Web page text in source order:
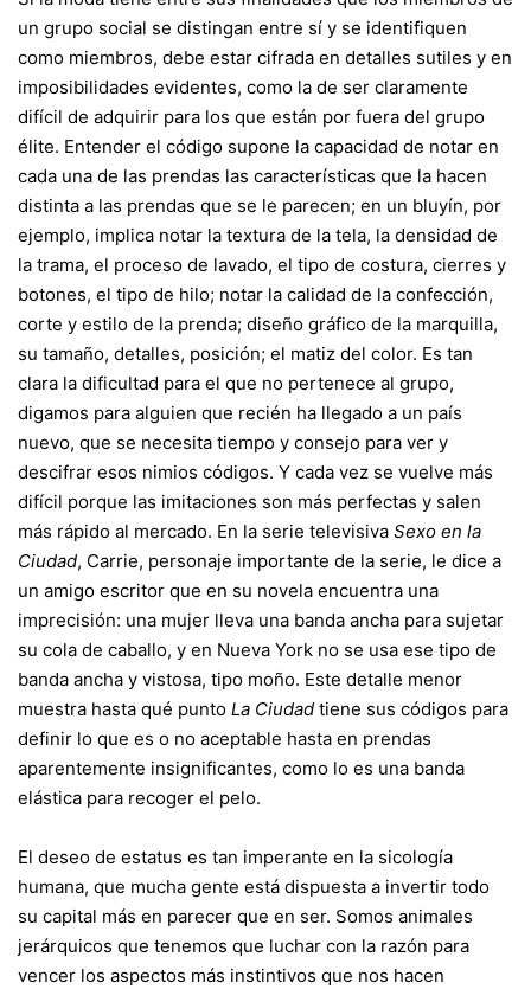
un grupo social se distingan entre sí y se identifiquen
como miembros, debe estar cifrada en detalles sutiles y en
imposibilidades evidentes, como la de ser claramente
difícil de adquirir para los que están por fuera del grupo
élite. Entender el código supone la capacidad de notar en
cada una de las prendas las características que la hacen
distinta a las prendas que se le parecen; en un bluyín, por
ejemplo, implica notar la textura de la tela, la densidad de
la trama, el proceso de lavado, el tipo de costura, cierres y
botones, el tipo de hilo; notar la calidad de la confección,
corte y estilo de la prenda; diseño gráfico de la marquilla,
su tamaño, detalles, posición; el matiz del color. Es tan
clara la dificultad para el que no pertenece al grupo,
digamos para alguien que recién ha llegado a un país
nuevo, que se necesita tiempo y consejo para ver y
descifrar esos nimios códigos. Y cada vez se vuelve más
difícil porque las imitaciones son más perfectas y salen
más rápido al mercado. En la serie televisiva Sexo en la
Ciudad, Carrie, personaje importante de la serie, le dice a
un amigo escritor que en su novela encuentra una
imprecisión: una mujer lleva una banda ancha para sujetar
su cola de caballo, y en Nueva York no se usa ese tipo de
banda ancha y vistosa, tipo moño. Este detalle menor
muestra hasta qué punto La Ciudad tiene sus códigos para
definir lo que es o no aceptable hasta en prendas
aparentemente insignificantes, como lo es una banda
elástica para recoger el pelo.
El deseo de estatus es tan imperante en la sicología
humana, que mucha gente está dispuesta a invertir todo
su capital más en parecer que en ser. Somos animales
jerárquicos que tenemos que luchar con la razón para
vencer los aspectos más instintivos que nos hacen